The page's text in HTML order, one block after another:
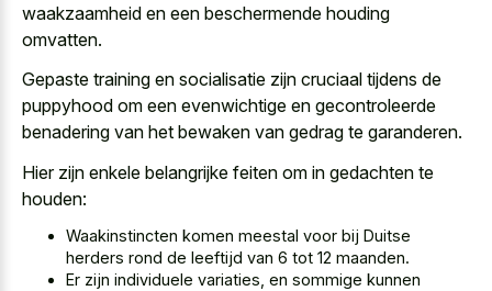
waakzaamheid en een beschermende houding
omvatten.
Gepaste training en socialisatie zijn cruciaal tijdens de
puppyhood om een evenwichtige en gecontroleerde
benadering van het bewaken van gedrag te garanderen.
Hier zijn enkele belangrijke feiten om in gedachten te
houden:
Waakinstincten komen meestal voor bij Duitse
herders rond de leeftijd van 6 tot 12 maanden.
Er zijn individuele variaties, en sommige kunnen